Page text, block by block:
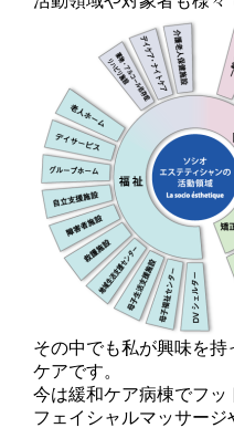
その中でも私が興味を
ケアです。
今は緩和ケア病棟でフッ
フェイシャルマッサー